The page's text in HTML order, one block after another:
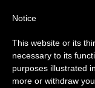
Notice
This website or its
necessary to its
purposes illustrated
more or withdraw